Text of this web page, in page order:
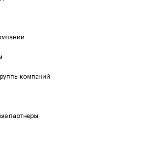
компаний
партнеры